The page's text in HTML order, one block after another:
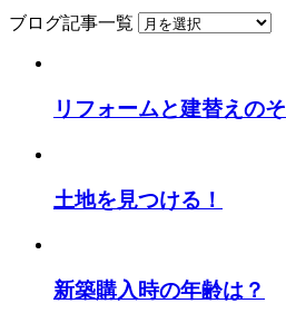
ブログ記事一覧
リフォームと建替えの
土地を見つける！
新築購入時の年齢は？